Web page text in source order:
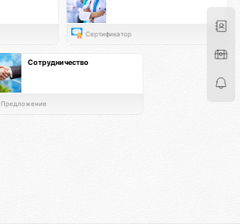
Сертификатор
Сотрудничество
Предложение